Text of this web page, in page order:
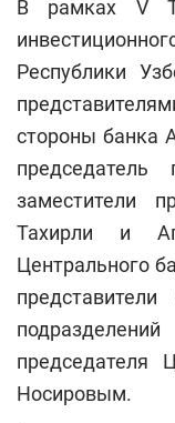
В рамках V
Республики
стороны банка
председатель
заместители
Тахирли и
Центрального
председателя
Носировым.